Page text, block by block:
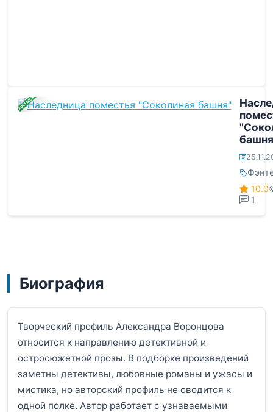
ЗАВЕРШЕНА
10.0
1
Биография
Творческий профиль Александра Воронцова
относится к направлению детективной и
остросюжетной прозы. В подборке произведений
заметны детективы, любовные романы и ужасы и
мистика, но авторский профиль не сводится к
одной полке. Автор работает с узнаваемыми